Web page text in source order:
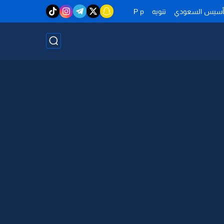
السعودي تنويه P p